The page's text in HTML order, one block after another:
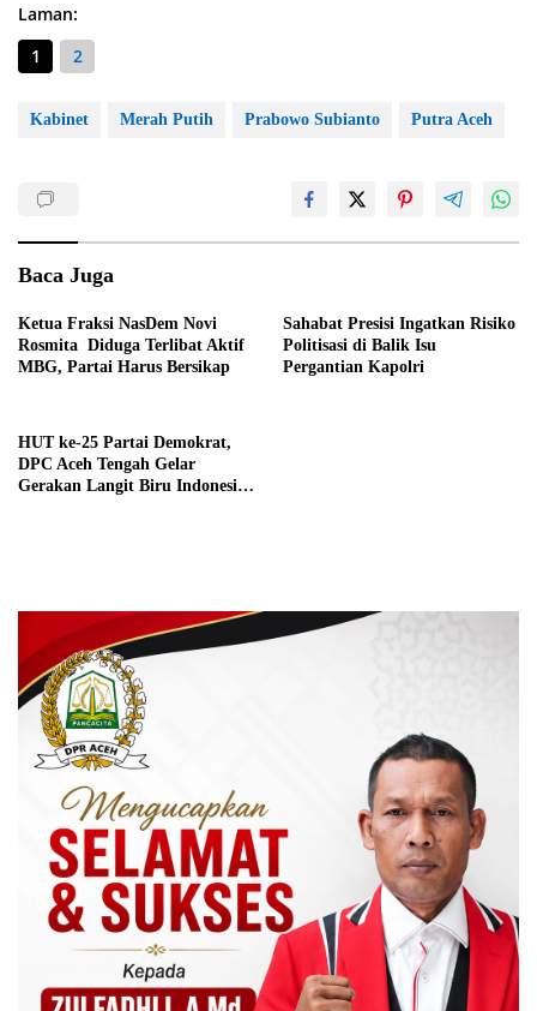
Laman:
1
2
Kabinet Merah Putih Prabowo Subianto Putra Aceh
Baca Juga
Ketua Fraksi NasDem Novi
Rosmita Diduga Terlibat Aktif
MBG, Partai Harus Bersikap
Sahabat Presisi Ingatkan Risiko
Politisasi di Balik Isu
Pergantian Kapolri
HUT ke-25 Partai Demokrat,
DPC Aceh Tengah Gelar
Gerakan Langit Biru Indonesia